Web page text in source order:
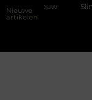
Nieuwe
artikelen
Slim kiezen voor